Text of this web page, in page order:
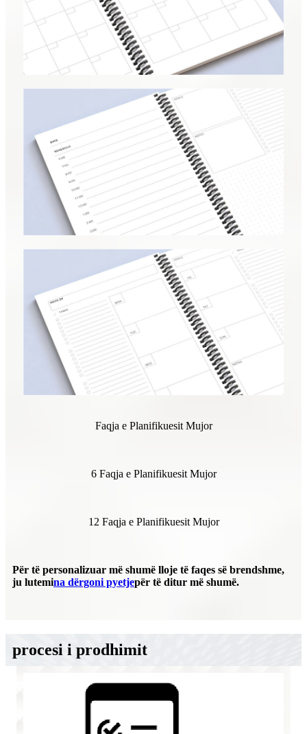
Faqja e Planifikuesit Mujor
6 Faqja e Planifikuesit Mujor
12 Faqja e Planifikuesit Mujor
Për të personalizuar më shumë lloje të faqes së brendshme,
ju lutemina dërgoni pyetjepër të ditur më shumë.
procesi i prodhimit